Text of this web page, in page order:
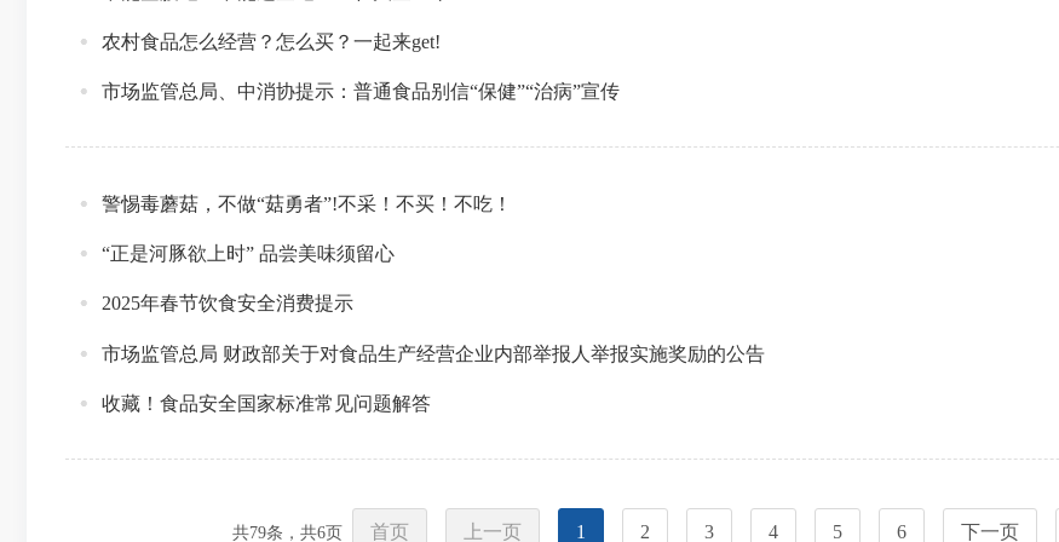
农村食品怎么经营？怎么买？一起来get!
市场监管总局、中消协提示：普通食品别信“保健”“治病”宣传
警惕毒蘑菇，不做“菇勇者”!不采！不买！不吃！
“正是河豚欲上时” 品尝美味须留心
2025年春节饮食安全消费提示
市场监管总局 财政部关于对食品生产经营企业内部举报人举报实施奖励的公告
收藏！食品安全国家标准常见问题解答
共79条，共6页 首页 上一页 1 2 3 4 5 6 下一页